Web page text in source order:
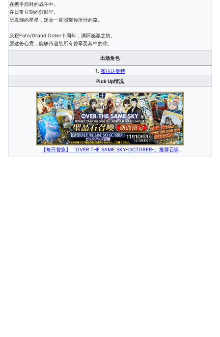
在携手面对的战斗中。
在日常片刻的剪影里。
所发现的星星，定会一直照耀你所行的路。
庆祝Fate/Grand Order十周年，满怀感激之情。
愿这份心意，能够传递给所有曾享受其中的你。
出场角色
1. 布拉达曼特
Pick Up情况
【每日替换】「OVER THE SAME SKY-OCTOBER-」推荐召唤